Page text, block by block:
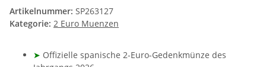
Artikelnummer: SP263127
Kategorie: 2 Euro Muenzen
➤ Offizielle spanische 2-Euro-Gedenkmünze des